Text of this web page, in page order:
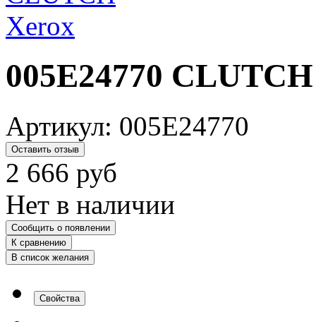
005E24770
Артикул: 005E24770
Оставить отзыв
2 666 руб
Нет в наличии
Сообщить о появлении
К сравнению
В список желания
Свойства